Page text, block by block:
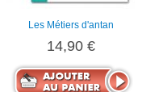
Les Métiers d'antan
14,90 €